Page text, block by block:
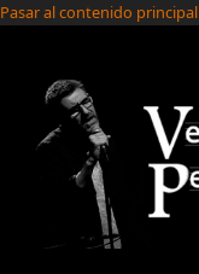
Pasar al contenido principal